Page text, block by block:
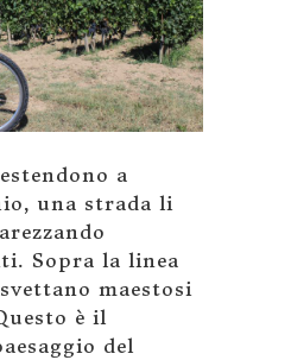
a
una strada li
Sopra la linea
maestosi
è il
del